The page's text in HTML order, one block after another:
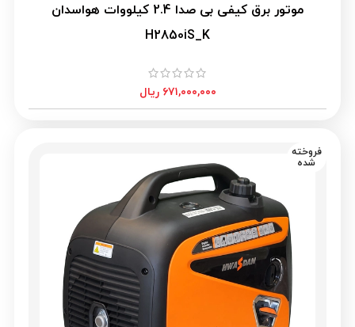
موتور برق کیفی بی صدا 2.4 کیلووات هواسدان
H2850iS_K
۶۷۱,۰۰۰,۰۰۰ ریال
فروخته
شده